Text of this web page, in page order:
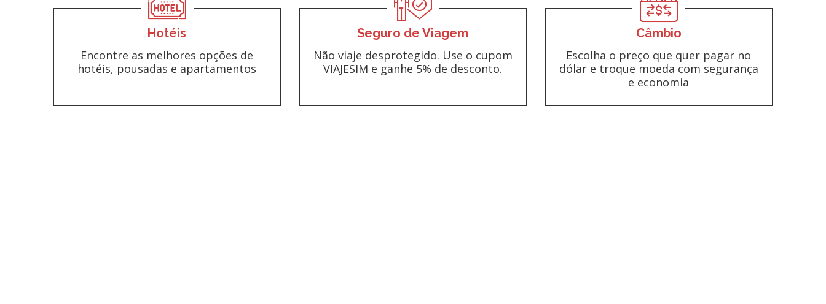
Hotéis
Encontre as melhores opções de
hotéis, pousadas e apartamentos
Seguro de Viagem
Não viaje desprotegido. Use o cupom
VIAJESIM e ganhe 5% de desconto.
Câmbio
Escolha o preço que quer pagar no
dólar e troque moeda com segurança
e economia